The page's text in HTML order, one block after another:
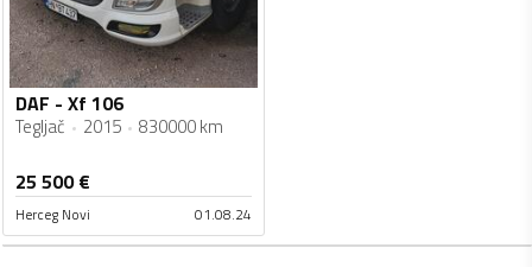
DAF - Xf 106
Tegljač 2015 830000 km
25 500€
Herceg Novi 01.08.24